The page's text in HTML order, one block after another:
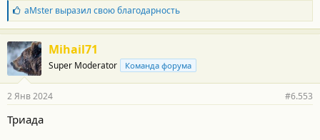
Б
л
а
г
о
д
а
н
с
aMsterвыразил свою благодарность
Mihail71
Super Moderator Команда форума
2 Янв 2024 #6.553
Триада